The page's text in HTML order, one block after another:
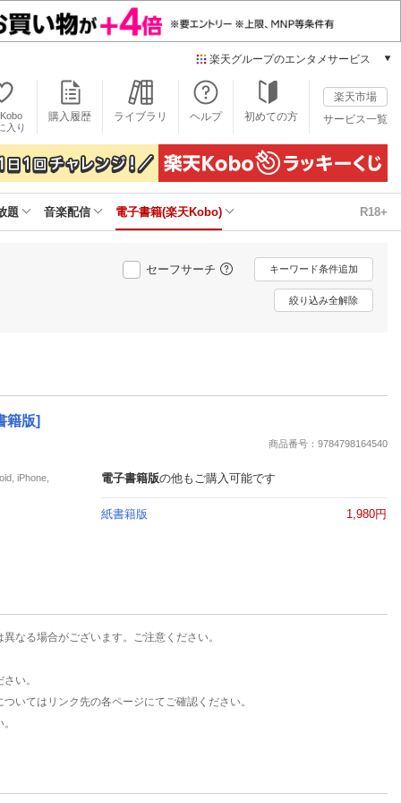
楽天グループのエンタメサービス
本/ゲーム/CD/DVD
楽天ブックス
電子書籍
楽天Kobo
雑誌読み放題
楽天ミュージック
動画配信
楽天TV
動画配信ガイド
推し楽
入り
購入履歴 ライブラリ ヘルプ 初めての方
楽天市場
サービス一覧
題 音楽配信 電子書籍(楽天Kobo) R18+
セーフサーチ キーワード条件追加
絞り込み全解除
籍版]
商品番号：9784798164540
iPhone,
電子書籍版の他もご購入可能です
紙書籍版 1,980円
なる場合がございます。ご注意ください。
い。
いてはリンク先の各ページにてご確認ください。